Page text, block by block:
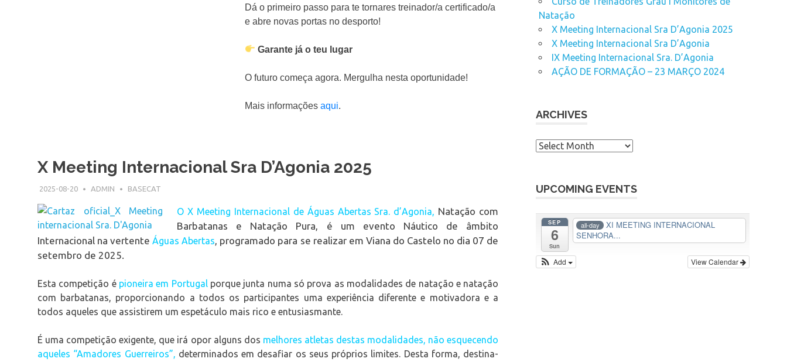
Dá o primeiro passo para te tornares treinador/a certificado/a
e abre novas portas no desporto!
Garante já o teu lugar
O futuro começa agora. Mergulha nesta oportunidade!
Mais informaçõesaqui.
X Meeting Internacional Sra D’Agonia 2025
2025-08-20 ADMIN BASECAT
O X Meeting Internacional de Águas Abertas Sra. d’Agonia, Natação com
Barbatanas e Natação Pura, é um evento Náutico de âmbito
Internacional na vertenteÁguas Abertas, programado para se realizar em Viana do Castelo no dia 07 de
setembro de 2025.
Esta competição é pioneira em Portugalporque junta numa só prova as modalidades de natação e natação
com barbatanas, proporcionando a todos os participantes uma experiência diferente e motivadora e a
todos aqueles que assistirem um espetáculo mais rico e entusiasmante.
É uma competição exigente, que irá opor alguns dos melhores atletas destas modalidades, não esquecendo
aqueles “Amadores Guerreiros”, determinados em desafiar os seus próprios limites. Desta forma, destina-
Natação
X Meeting Internacional Sra D’Agonia 2025
X Meeting Internacional Sra D’Agonia
IX Meeting Internacional Sra. D’Agonia
AÇÃO DE FORMAÇÃO – 23 MARÇO 2024
ARCHIVES
A
h
v
UPCOMING EVENTS
SEP
6
Sun
all-day
XI MEETING INTERNACIONAL
SENHORA...
View Calendar
Add